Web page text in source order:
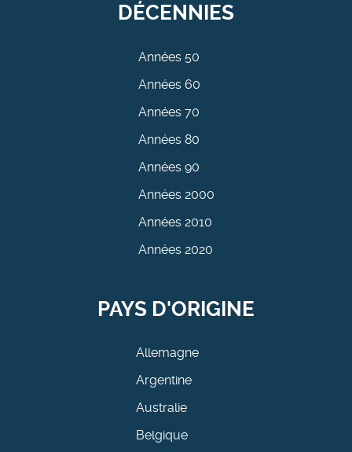
DÉCENNIES
Années 50
Années 60
Années 70
Années 80
Années 90
Années 2000
Années 2010
Années 2020
PAYS D'ORIGINE
Allemagne
Argentine
Australie
Belgique